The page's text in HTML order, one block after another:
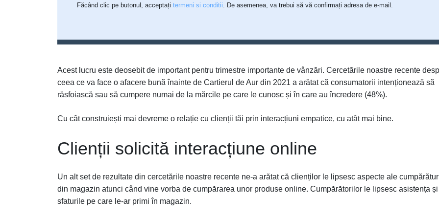
Făcând clic pe butonul, acceptațitermeni si conditii . De asemenea, va trebui să vă confirmați adresa de e-mail.
Acest lucru este deosebit de important pentru trimestre importante de vânzări. Cercetările noastre recente
ceea ce va face o afacere bună înainte de Cartierul de Aur din 2021 a arătat că consumatorii intenționează să
răsfoiască sau să cumpere numai de la mărcile pe care le cunosc și în care au încredere (48%).
Cu cât construiești mai devreme o relație cu clienții tăi prin interacțiuni empatice, cu atât mai bine.
Clienții solicită interacțiune online
Un alt set de rezultate din cercetările noastre recente ne-a arătat că clienților le lipsesc aspecte ale
din magazin atunci când vine vorba de cumpărarea unor produse online. Cumpărătorilor le lipsesc asistența și
sfaturile pe care le-ar primi în magazin.